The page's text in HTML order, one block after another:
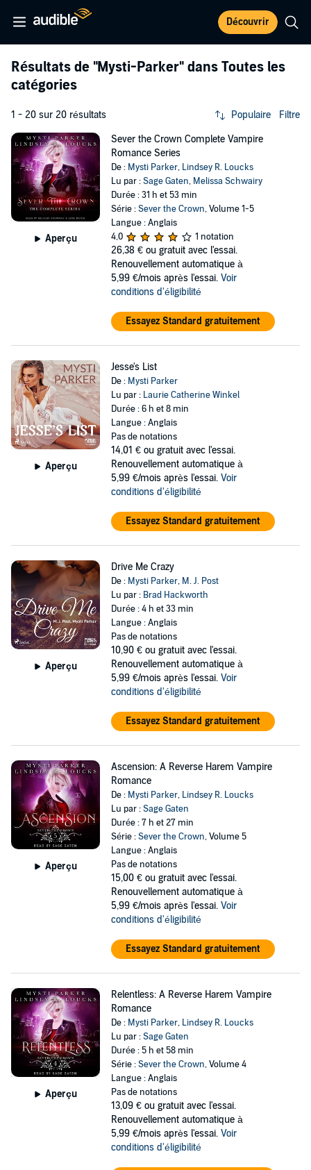
Découvrir
Résultats de "Mysti-Parker" dans Toutes les
catégories
1 - 20 sur 20 résultats Populaire Filtre
Aperçu
Sever the Crown Complete Vampire
Romance Series
De : Mysti Parker, Lindsey R. Loucks
Lu par :Sage Gaten, Melissa Schwairy
Durée : 31 h et 53 min
Série :Sever the Crown, Volume 1-5
Langue : Anglais
4,0
1 notation
26,38 € ou gratuit avec l'essai.
Renouvellement automatique à
5,99 €/mois après l'essai. Voir
conditions d'éligibilité
Essayez Standard gratuitement
Aperçu
Jesse's List
De : Mysti Parker
Lu par : Laurie Catherine Winkel
Durée : 6 h et 8 min
Langue : Anglais
Pas de notations
14,01 € ou gratuit avec l'essai.
Renouvellement automatique à
5,99 €/mois après l'essai. Voir
conditions d'éligibilité
Essayez Standard gratuitement
Aperçu
Drive Me Crazy
De : Mysti Parker, M. J. Post
Lu par : Brad Hackworth
Durée : 4 h et 33 min
Langue : Anglais
Pas de notations
10,90 € ou gratuit avec l'essai.
Renouvellement automatique à
5,99 €/mois après l'essai. Voir
conditions d'éligibilité
Essayez Standard gratuitement
Aperçu
Ascension: A Reverse Harem Vampire
Romance
De : Mysti Parker, Lindsey R. Loucks
Lu par :Sage Gaten
Durée : 7 h et 27 min
Série :Sever the Crown, Volume 5
Langue : Anglais
Pas de notations
15,00 € ou gratuit avec l'essai.
Renouvellement automatique à
5,99 €/mois après l'essai. Voir
conditions d'éligibilité
Essayez Standard gratuitement
Aperçu
Relentless: A Reverse Harem Vampire
Romance
De : Mysti Parker, Lindsey R. Loucks
Lu par :Sage Gaten
Durée : 5 h et 58 min
Série :Sever the Crown, Volume 4
Langue : Anglais
Pas de notations
13,09 € ou gratuit avec l'essai.
Renouvellement automatique à
5,99 €/mois après l'essai. Voir
conditions d'éligibilité